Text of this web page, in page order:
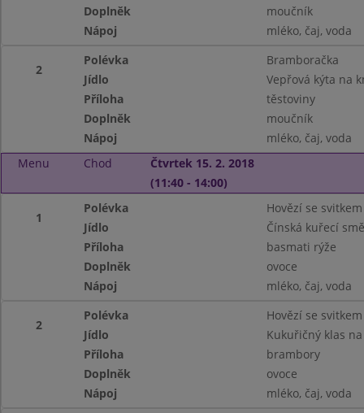
Doplněk
moučník
Nápoj
mléko, čaj, voda
2
Polévka
Bramboračka
Jídlo
Vepřová kýta na
Příloha
těstoviny
Doplněk
moučník
Nápoj
mléko, čaj, voda
Menu
Chod
Čtvrtek 15. 2. 2018
(11:40 - 14:00)
1
Polévka
Hovězí se svitkem
Jídlo
Čínská kuřecí
Příloha
basmati rýže
Doplněk
ovoce
Nápoj
mléko, čaj, voda
2
Polévka
Hovězí se svitkem
Jídlo
Kukuřičný klas
Příloha
brambory
Doplněk
ovoce
Nápoj
mléko, čaj, voda